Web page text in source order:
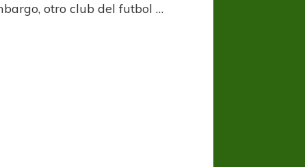
otro club del futbol …